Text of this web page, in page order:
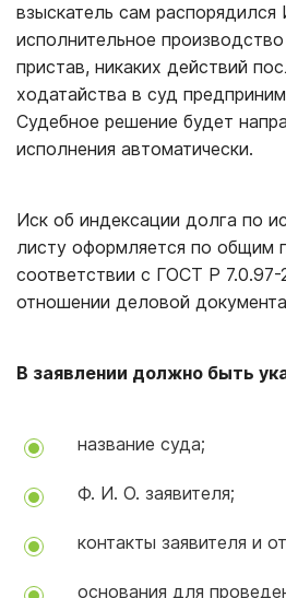
взыскатель сам распорядился
исполнительное
пристав, никаких действий
ходатайства в суд
Судебное решение будет
исполнения автоматически.
Иск об индексации долга по
листу оформляется по общим
соответствии с ГОСТ Р
отношении деловой
В заявлении должно быть
название суда;
Ф. И. О. заявителя;
контакты заявителя и
основания для